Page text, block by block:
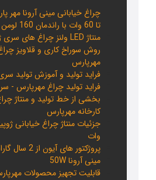
تا 60 وات با راندمان 160 لومن بر وات
منتاژ LED ولنز چراغ های سری ژوپیتر
روش سوراخ کاری و قلاویز
مهرپارس
فراید تولید و آموزش تولید
فراید تولید چراغ مهرپارس -
بخشی از خط تولید و منتاژ
کارخانه مهرپارس
وات
پروژکتور های آیون از 2 سال گارانتی معتبر
مینی آرونا 50W
قابلیت تجهیز محصولات